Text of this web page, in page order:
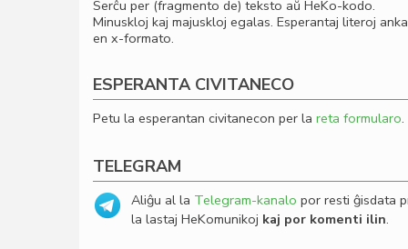
Serĉu per (fragmento de) teksto aŭ HeKo-kodo.
Minuskloj kaj majuskloj egalas. Esperantaj literoj
en x-formato.
ESPERANTA CIVITANECO
Petu la esperantan civitanecon per la reta formularo.
TELEGRAM
Aliĝu al la Telegram-kanalo por resti ĝisdata
la lastaj HeKomunikoj kaj por komenti ilin.